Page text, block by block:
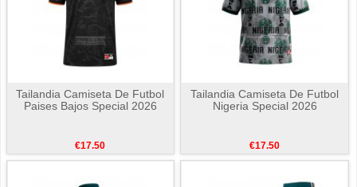
Tailandia Camiseta De Futbol
Paises Bajos Special 2026
€17.50
Tailandia Camiseta De Futbol
Nigeria Special 2026
€17.50